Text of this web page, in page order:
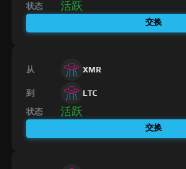
状态 活跃
交换
从 XMR
到 LTC
状态 活跃
交换